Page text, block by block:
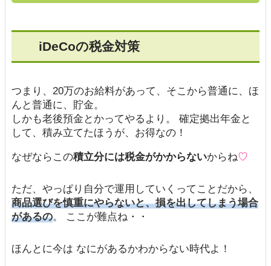
iDeCoの税金対策
つまり、20万のお給料があって、そこから普通に、ほ
んと普通に、貯金。
しかも老後預金とかってやるより。 確定拠出年金と
して、積み立てたほうが、お得なの！
なぜならこの積立分には税金がかからないからね♡
ただ、やっぱり自分で運用していくってことだから、
商品選びを慎重にやらないと、損を出してしまう場合
があるの。 ここが難点ね・・
ほんとに今は なにがあるかわからない時代よ！